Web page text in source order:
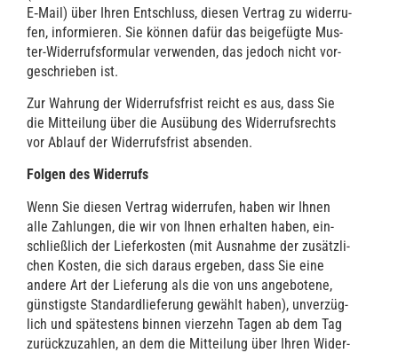
E‑Mail) über Ihren Ent­schluss, die­sen Ver­trag zu wider­ru­
fen, infor­mie­ren. Sie kön­nen dafür das bei­gefüg­te Mus­
ter-Wider­rufs­for­mu­lar ver­wen­den, das jedoch nicht vor­
ge­schrie­ben ist.
Zur Wah­rung der Wider­rufs­frist reicht es aus, dass Sie
die Mit­tei­lung über die Aus­übung des Wider­rufs­rechts
vor Ablauf der Wider­rufs­frist absenden.
Fol­gen des Widerrufs
Wenn Sie die­sen Ver­trag wider­ru­fen, haben wir Ihnen
alle Zah­lun­gen, die wir von Ihnen erhal­ten haben, ein­
schließ­lich der Lie­fer­kos­ten (mit Aus­nah­me der zusätz­li­
chen Kos­ten, die sich dar­aus erge­ben, dass Sie eine
ande­re Art der Lie­fe­rung als die von uns ange­bo­te­ne,
güns­tigs­te Stan­dard­lie­fe­rung gewählt haben), unver­züg­
lich und spä­tes­tens bin­nen vier­zehn Tagen ab dem Tag
zurück­zu­zah­len, an dem die Mit­tei­lung über Ihren Wider­